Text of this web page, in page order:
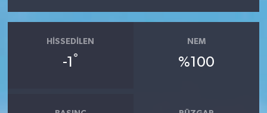
HISSEDILEN
-1 °
NEM
%100